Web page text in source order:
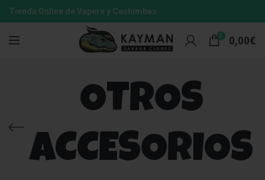
Tienda Online de Vapers y Cachimbas
0 0,00€
OTROS
ACCESORIOS